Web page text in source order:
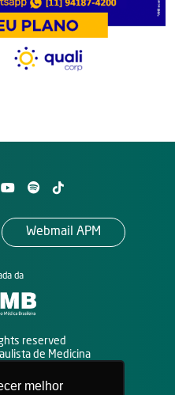
melhor
reserved
de Medicina
da
Webmail APM